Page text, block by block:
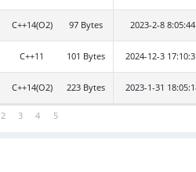
C++14(O2) 97 Bytes 2023-2-8 8:05:44
C++11 101 Bytes 2024-12-3
C++14(O2) 223 Bytes 2023-1-31
2 3 4 5